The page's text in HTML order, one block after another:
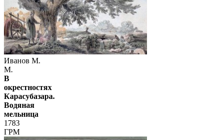
Иванов М.
М.
В
окрестностях
Карасубазара.
Водяная
мельница
1783
ГРМ